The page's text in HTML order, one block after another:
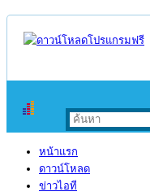
หน้าแรก
ดาวน์โหลด
ข่าวไอที